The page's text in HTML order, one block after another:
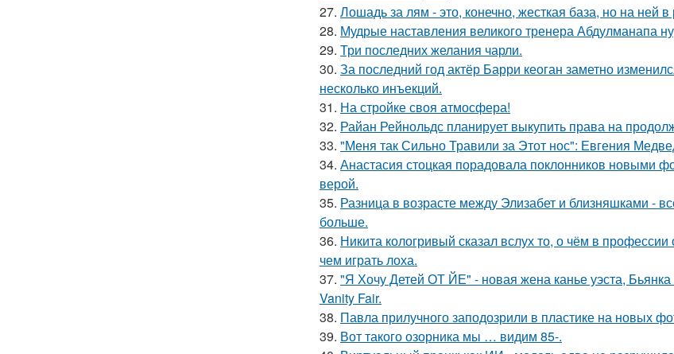
27. Лошадь за лям - это, конечно, жесткая база, но на ней
28. Мудрые наставления великого тренера Абдулманапа
29. Три последних желания чарли.
30. За последний год актёр Барри кеоган заметно
несколько инъекций.
31. На стройке своя атмосфера!
32. Райан Рейнольдс планирует выкупить права на
33. "Меня так Сильно Травили за Этот нос": Евгения
34. Анастасия стоцкая порадовала поклонников новыми
верой.
35. Разница в возрасте между Элизабет и близняшками -
больше.
36. Никита кологривый сказал вслух то, о чём в
чем играть лоха.
37. "Я Хочу Детей ОТ ЙЕ" - новая жена канье уэста,
Vanity Fair.
38. Павла прилучного заподозрили в пластике на новых
39. Вот такого озорника мы … видим 85-.